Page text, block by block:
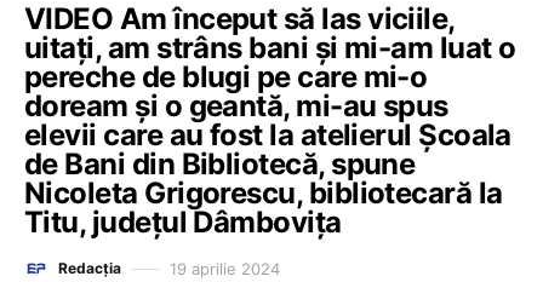
VIDEO Am început să las viciile,
uitați, am strâns bani și mi-am luat o
pereche de blugi pe care mi-o
doream și o geantă, mi-au spus
elevii care au fost la atelierul Școala
de Bani din Bibliotecă, spune
Nicoleta Grigorescu, bibliotecară la
Titu, județul Dâmbovița
Redacția 19 aprilie 2024